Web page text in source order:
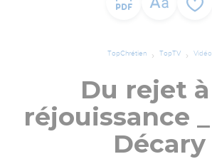
TopChrétien TopTV Vidéo
Du rejet
réjouissance
Décary